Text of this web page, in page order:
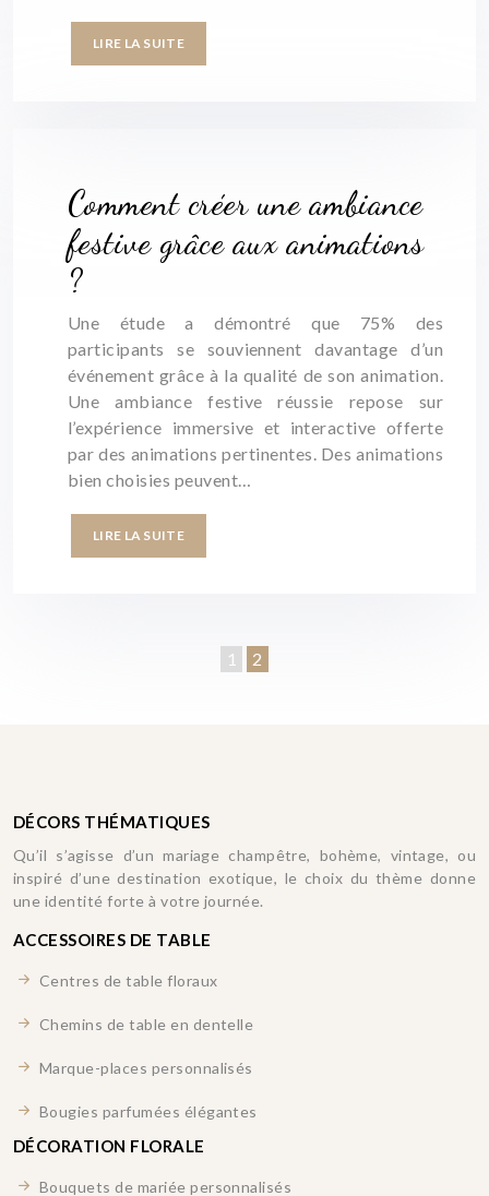
LIRE LA SUITE
Comment créer une ambiance
festive grâce aux animations
?
Une étude a démontré que 75% des
participants se souviennent davantage d’un
événement grâce à la qualité de son animation.
Une ambiance festive réussie repose sur
l’expérience immersive et interactive offerte
par des animations pertinentes. Des animations
bien choisies peuvent…
LIRE LA SUITE
1 2
DÉCORS THÉMATIQUES
Qu’il s’agisse d’un mariage champêtre, bohème, vintage, ou
inspiré d’une destination exotique, le choix du thème donne
une identité forte à votre journée.
ACCESSOIRES DE TABLE
Centres de table floraux
Chemins de table en dentelle
Marque-places personnalisés
Bougies parfumées élégantes
DÉCORATION FLORALE
Bouquets de mariée personnalisés